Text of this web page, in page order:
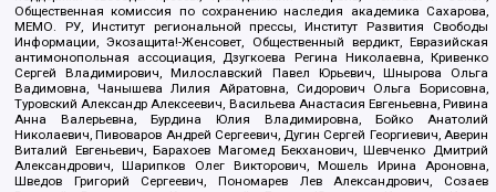
Общественная комиссия по сохранению наследия академика Сахарова,
МЕМО. РУ, Институт региональной прессы, Институт Развития Свободы
Информации, Экозащита!-Женсовет, Общественный вердикт, Евразийская
антимонопольная ассоциация, Дзугкоева Регина Николаевна, Кривенко
Сергей Владимирович, Милославский Павел Юрьевич, Шнырова Ольга
Вадимовна, Чанышева Лилия Айратовна, Сидорович Ольга Борисовна,
Туровский Александр Алексеевич, Васильева Анастасия Евгеньевна, Ривина
Анна Валерьевна, Бурдина Юлия Владимировна, Бойко Анатолий
Николаевич, Пивоваров Андрей Сергеевич, Дугин Сергей Георгиевич, Аверин
Виталий Евгеньевич, Барахоев Магомед Бекханович, Шевченко Дмитрий
Александрович, Шарипков Олег Викторович, Мошель Ирина Ароновна,
Шведов Григорий Сергеевич, Пономарев Лев Александрович, Созаев